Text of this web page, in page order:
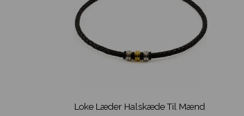
Loke Læder Halskæde Til Mænd